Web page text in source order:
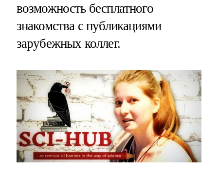
возможность бесплатного
знакомства с публикациями
зарубежных коллег.